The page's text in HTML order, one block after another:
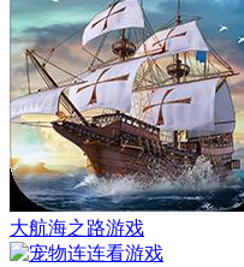
大航海之路游戏